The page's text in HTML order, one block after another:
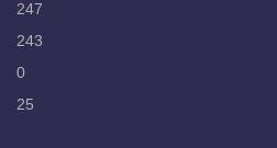
247
243
0
25